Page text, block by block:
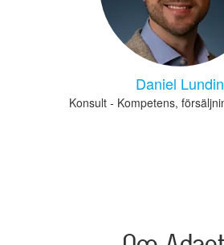
Daniel Lundin
Konsult - Kompetens,